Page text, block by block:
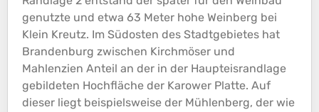
genutzte und etwa 63 Meter hohe Weinberg bei
Klein Kreutz. Im Südosten des Stadtgebietes hat
Brandenburg zwischen Kirchmöser und
Mahlenzien Anteil an der in der Haupteisrandlage
gebildeten Hochfläche der Karower Platte. Auf
dieser liegt beispielsweise der Mühlenberg, der wie